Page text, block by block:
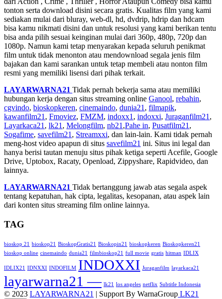
tonton serta download disini secara gratis. Kualitas film yang kami
sediakan mulai dari bluray, web-dl, hd, dvdrip, hdrip dan hdcam
bisa kamu nikmati disini dan untuk resolusi yang kami berikan tentu
bisa anda pilih sesuai keinginan mulai dari 360p, 480p, 720p dan
1080p. Namun kami tetap menyarakan kepada seluruh penikmat
film untuk tidak menonton atau mendownload segala jenis film
bajakan dan kami sarankan untuk tetap membeli atau nonton film
resmi yang memiliki lisensi dari pihak terkait.
LAYARWARNA21 Tidak pernah bekerja sama atau memiliki
hubungan kerja dengan situs streaming online Ganool, rebahin,
cgvindo, bioskopkeren, cinemaindo, dunia21 , filmapik,
kawanfilm21 , Fmoviez, FMZM, indoxx1 , indoxxi, Juraganfilm21 ,
Layarkaca21 , lk21 , Melongfilm, nb21 ,Pahe in, Pusatfilm21 ,
Sogafime, savefilm21 , Streamxxi, dan lain-lain. Kami tidak pernah
meng-host video apapun di situs savefilm21 ini. Situs ini legal dan
hanya berisi tautan menuju situs pihak ketiga seperti Acefile, Google
Drive, Uptobox, Racaty, Openload, Zippyshare, Rapidvideo, dan
lainnya.
LAYARWARNA21 Tidak bertanggung jawab atas segala aspek
tentang kepatuhan, hak cipta, legalitas, kesopanan, atau aspek lain
dari konten situs streaming film online lainnya.
TAG
bioskop 21 bioskop21 BioskopGratis21 Bioskopin21 bioskopkeren Bioskopkeren21
bioskop online cinemaindo dunia21 filmbioskop21 full movie gratis hitman IDLIX
IDLIX21 IDNXXI INDOFILM INDOXXI Juraganfilm layarkaca21
layarwarna21 — lk21 los angeles netflix Subtitle Indonesia
© 2023 LAYARWARNA21 | Support By WarnaGroup LK21